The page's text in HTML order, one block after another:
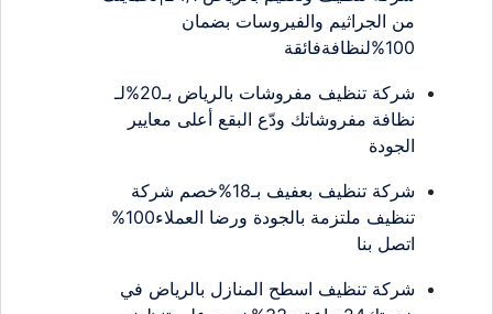
من الجراثيم والفيروسات بضمان
100%لنظافةفائقة
شركة تنظيف مفروشات بالرياض بـ20%لـ
نظافة مفروشاتك ودّع البقع أعلى معايير
الجودة
شركة تنظيف بعفيف بـ18%خصم شركة
تنظيف ملتزمة بالجودة ورضا العملاء100%
اتصل بنا
شركة تنظيف اسطح المنازل بالرياض في